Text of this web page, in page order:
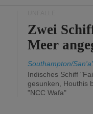
Zwei
Meer
Southampton/
Indisches Schiff
gesunken, Houthis
"NCC Wafa"